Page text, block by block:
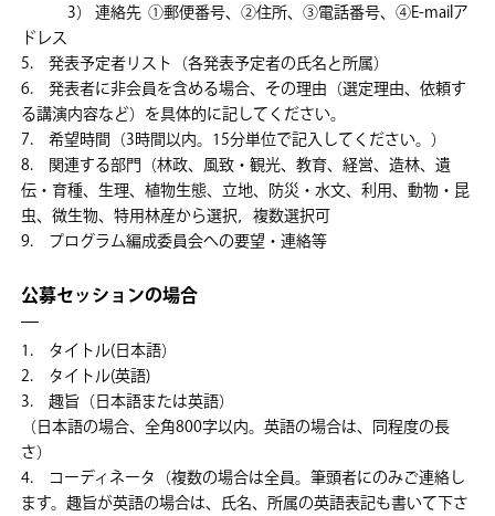
3） 連絡先 ①郵便番号、②住所、③電話番号、④E-mailア
ドレス
5. 発表予定者リスト（各発表予定者の氏名と所属）
6. 発表者に非会員を含める場合、その理由（選定理由、依頼す
る講演内容など）を具体的に記してください。
7. 希望時間（3時間以内。15分単位で記入してください。）
8. 関連する部門（林政、風致・観光、教育、経営、造林、遺
伝・育種、生理、植物生態、立地、防災・水文、利用、動物・昆
虫、微生物、特用林産から選択，複数選択可
9. プログラム編成委員会への要望・連絡等
公募セッションの場合
1. タイトル(日本語）
2. タイトル(英語)
3. 趣旨（日本語または英語）
（日本語の場合、全角800字以内。英語の場合は、同程度の長
さ）
4. コーディネータ（複数の場合は全員。筆頭者にのみご連絡し
ます。趣旨が英語の場合は、氏名、所属の英語表記も書いて下さ